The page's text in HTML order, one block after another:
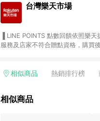
台灣樂天市場
服務及店家不符合贈點資格，購買
享有 LINE POINTS 回饋。 (3) 若購買之訂單（包含預購商品）未符合樂天市場 45 天內完成訂單出貨及結帳，則不符
會有時間差，如顯示之商品規格、顏
相似商品 熱銷排行榜
相似商品